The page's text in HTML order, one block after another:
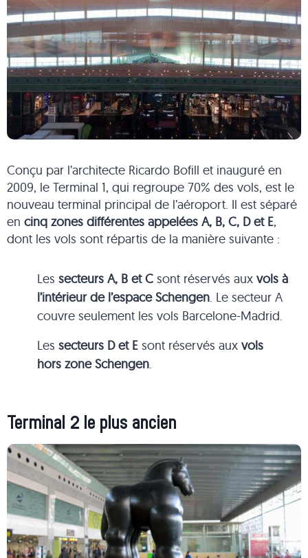
Conçu par l’architecte Ricardo Bofill et inauguré en
2009, le Terminal 1, qui regroupe 70% des vols, est le
nouveau terminal principal de l’aéroport. Il est séparé
en cinq zones différentes appelées A, B, C, D et E,
dont les vols sont répartis de la manière suivante :
Lessecteurs A, B et C sont réservés auxvols à
l’intérieur de l’espace Schengen. Le secteur A
couvre seulement les vols Barcelone-Madrid.
Lessecteurs D et E sont réservés auxvols
hors zone Schengen.
Terminal 2 le plus ancien